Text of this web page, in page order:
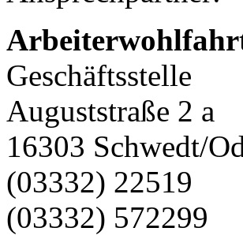
Geschäftsstelle
Auguststraße 2 a
16303 Schwedt/
(03332) 22519
(03332) 572299